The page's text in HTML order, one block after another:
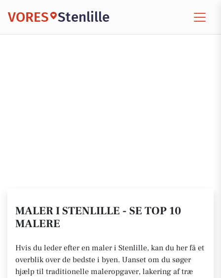
VORES Stenlille
MALER I STENLILLE - SE TOP 10
MALERE
Hvis du leder efter en maler i Stenlille, kan du her få et
overblik over de bedste i byen. Uanset om du søger
hjælp til traditionelle maleropgaver, lakering af træ